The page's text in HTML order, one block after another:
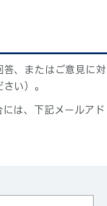
、またはご意見に
い）。
は、下記メールア